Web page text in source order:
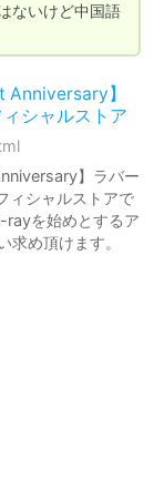
ないけど中国語
Anniversary】
シャルストア
】ラバー
ィシャルストアで
rayを始めとするア
求め頂けます。